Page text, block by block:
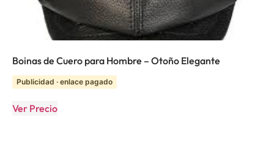
Boinas de Cuero para Hombre – Otoño Elegante
Publicidad · enlace pagado
Ver Precio